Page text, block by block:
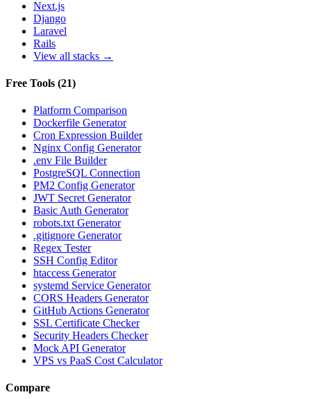
Next.js
Django
Laravel
Rails
View all stacks →
Free Tools (21)
Platform Comparison
Dockerfile Generator
Cron Expression Builder
Nginx Config Generator
.env File Builder
PostgreSQL Connection
PM2 Config Generator
JWT Secret Generator
Basic Auth Generator
robots.txt Generator
.gitignore Generator
Regex Tester
SSH Config Editor
htaccess Generator
systemd Service Generator
CORS Headers Generator
GitHub Actions Generator
SSL Certificate Checker
Security Headers Checker
Mock API Generator
VPS vs PaaS Cost Calculator
Compare